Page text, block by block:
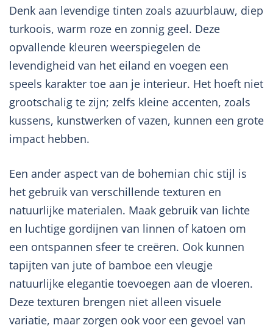
Denk aan levendige tinten zoals azuurblauw, diep
turkoois, warm roze en zonnig geel. Deze
opvallende kleuren weerspiegelen de
levendigheid van het eiland en voegen een
speels karakter toe aan je interieur. Het hoeft niet
grootschalig te zijn; zelfs kleine accenten, zoals
kussens, kunstwerken of vazen, kunnen een grote
impact hebben.
Een ander aspect van de bohemian chic stijl is
het gebruik van verschillende texturen en
natuurlijke materialen. Maak gebruik van lichte
en luchtige gordijnen van linnen of katoen om
een ontspannen sfeer te creëren. Ook kunnen
tapijten van jute of bamboe een vleugje
natuurlijke elegantie toevoegen aan de vloeren.
Deze texturen brengen niet alleen visuele
variatie, maar zorgen ook voor een gevoel van